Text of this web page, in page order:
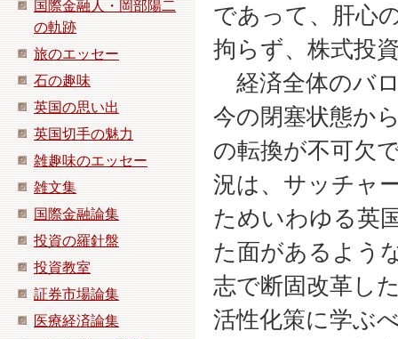
国際金融人・岡部陽二
の軌跡
旅のエッセー
石の趣味
英国の思い出
英国切手の魅力
雑趣味のエッセー
雑文集
国際金融論集
投資の羅針盤
投資教室
証券市場論集
医療経済論集
であって、肝心
拘らず、株式投
経済全体のバ
今の閉塞状態か
の転換が不可欠
況は、サッチャ
ためいわゆる英
た面があるよう
志で断固改革し
活性化策に学ぶ